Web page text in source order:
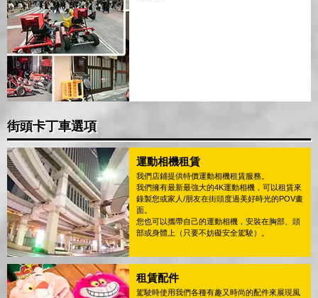
街頭卡丁車選項
運動相機租賃
我們店鋪提供特價運動相機租賃服務。
我們擁有最新最強大的4K運動相機，可以租賃來
錄製您或家人/朋友在街頭度過美好時光的POV畫
面。
您也可以攜帶自己的運動相機，安裝在胸部、頭
部或身體上（只要不妨礙安全駕駛）。
租賃配件
駕駛時使用我們各種有趣又時尚的配件來展現風